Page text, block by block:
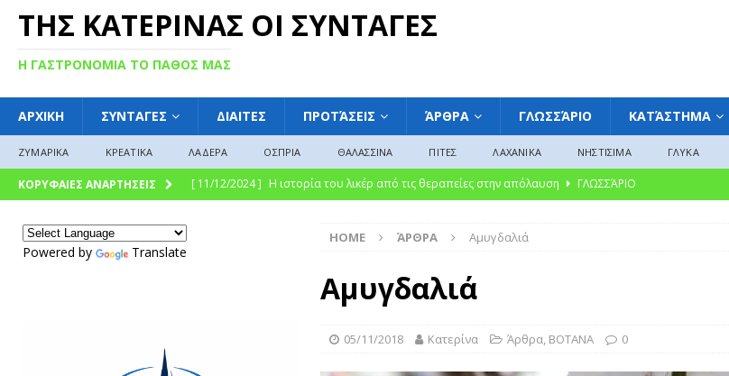
ΤΗΣ ΚΑΤΕΡΙΝΑΣ ΟΙ ΣΥΝΤΑΓΕΣ
Η ΓΑΣΤΡΟΝΟΜΙΑ ΤΟ ΠΑΘΟΣ ΜΑΣ
ΑΡΧΙΚΗ ΣΥΝΤΑΓΕΣ ΔΙΑΙΤΕΣ ΠΡΟΤΆΣΕΙΣ ΆΡΘΡΑ ΓΛΩΣΣΆΡΙΟ ΚΑΤΆΣΤΗΜΑ
ΖΥΜΑΡΙΚΑ ΚΡΕΑΤΙΚΑ ΛΑΔΕΡΑ ΟΣΠΡΙΑ ΘΑΛΑΣΣΙΝΑ ΠΙΤΕΣ ΛΑΧΑΝΙΚΑ ΝΗΣΤΙΣΙΜΑ ΓΛΥΚΑ
ΚΟΡΥΦΑΙΕΣ ΑΝΑΡΤΗΣΕΙΣ [ 11/12/2024 ] Η ιστορία του λικέρ από τις θεραπείες στην απόλαυση
ΓΛΩΣΣΆΡΙΟ
σύγχρονη γαστρονομική απόλαυση
ΓΛΩΣΣΆΡΙΟ
Γλυκό του κουταλιού : Γλυκές Παραδόσεις από την Ελλάδα, την Ευρώπη και την Αμερική»
“Γιουβέτσι: Ένα Ζεστό Κλασικό της Ελληνικής Κουζίνας Βουτηγμένο στην Παράδοση”
ΓΛΩΣΣΆΡΙΟ
HOME ΆΡΘΡΑ Αμυγδαλιά
Αμυγδαλιά
05/11/2018 Κατερίνα Άρθρα ΒΟΤΑΝΑ 0
Powered by Translate